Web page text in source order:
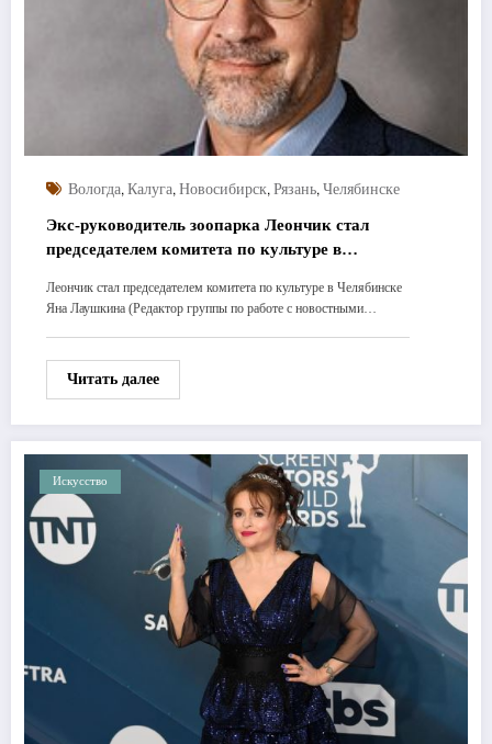
Вологда, Калуга, Новосибирск, Рязань, Челябинске
Экс-руководитель зоопарка Леончик стал
председателем комитета по культуре в
Леончик стал председателем комитета по культуре в Челябинске
Яна Лаушкина (Редактор группы по работе с новостными…
Читать далее
Искусство